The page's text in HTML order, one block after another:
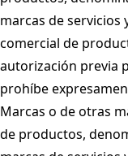
marcas de
comercial de
autorización previa
prohíbe
Marcas o de otras
de productos,